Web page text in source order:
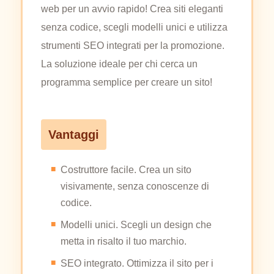
web per un avvio rapido! Crea siti eleganti
senza codice, scegli modelli unici e utilizza
strumenti SEO integrati per la promozione.
La soluzione ideale per chi cerca un
programma semplice per creare un sito!
Vantaggi
Costruttore facile. Crea un sito
visivamente, senza conoscenze di
codice.
Modelli unici. Scegli un design che
metta in risalto il tuo marchio.
SEO integrato. Ottimizza il sito per i